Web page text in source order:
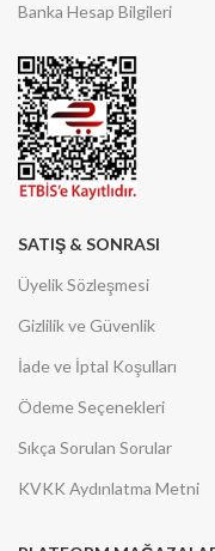
Banka Hesap Bilgileri
SATIŞ & SONRASI
Üyelik Sözleşmesi
Gizlilik ve Güvenlik
İade ve İptal Koşulları
Ödeme Seçenekleri
Sıkça Sorulan Sorular
KVKK Aydınlatma Metni